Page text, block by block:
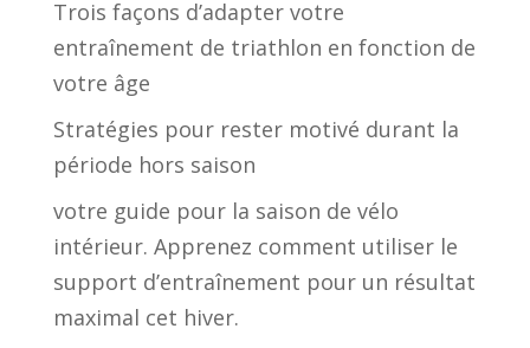
Trois façons d’adapter votre
entraînement de triathlon en fonction de
votre âge
Stratégies pour rester motivé durant la
période hors saison
votre guide pour la saison de vélo
intérieur. Apprenez comment utiliser le
support d’entraînement pour un résultat
maximal cet hiver.